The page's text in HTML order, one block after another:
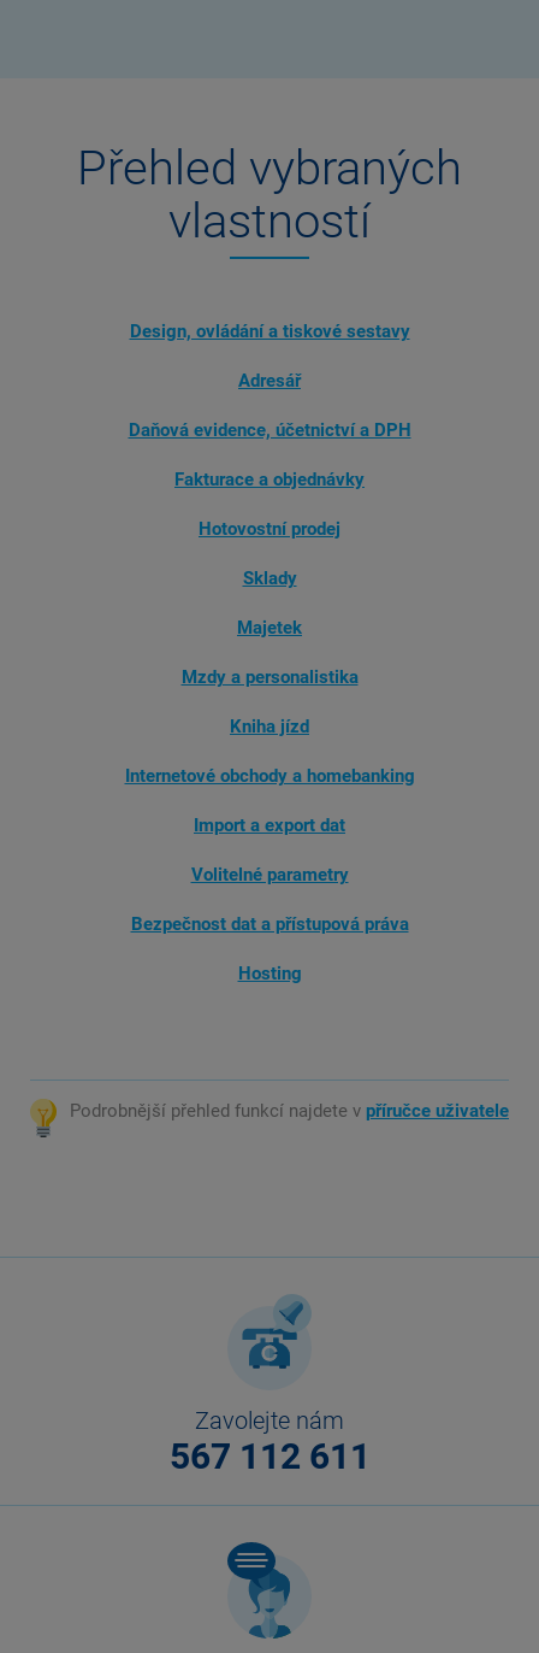
Přehled vybraných
vlastností
Design, ovládání a tiskové sestavy
Adresář
Daňová evidence, účetnictví a DPH
Fakturace a objednávky
Hotovostní prodej
Sklady
Majetek
Mzdy a personalistika
Kniha jízd
Internetové obchody a homebanking
Import a export dat
Volitelné parametry
Bezpečnost dat a přístupová práva
Hosting
Podrobnější přehled funkcí najdete v příručce uživatele
Zavolejte nám
567 112 611